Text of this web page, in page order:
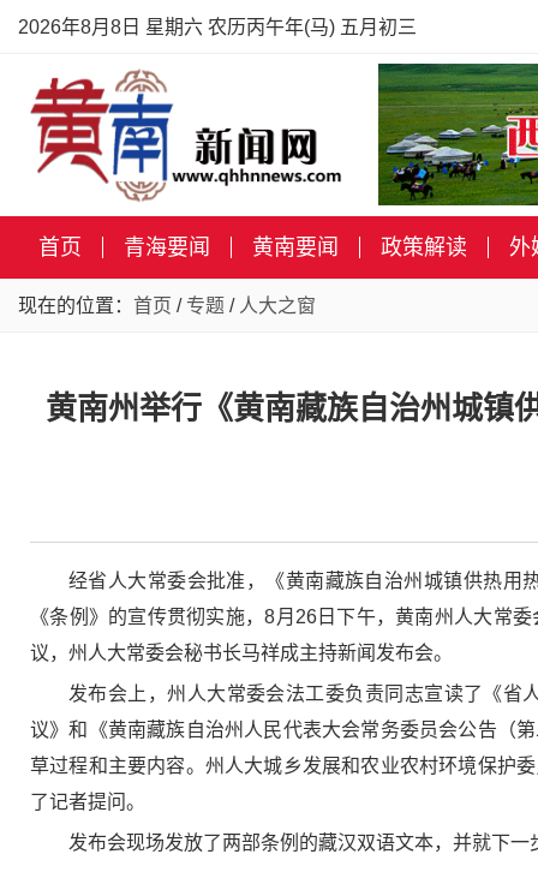
2026年8月8日 星期六 农历丙午年(马) 五月初三
首页 青海要闻 黄南要闻 政策解读 外
现在的位置： 首页 / 专题 / 人大之窗
黄南州举行《黄南藏族自治州城镇
经省人大常委会批准，《黄南藏族自治州城镇供热用
《条例》的宣传贯彻实施，8月26日下午，黄南州人大常
议，州人大常委会秘书长马祥成主持新闻发布会。
发布会上，州人大常委会法工委负责同志宣读了《省
议》和《黄南藏族自治州人民代表大会常务委员会公告（
草过程和主要内容。州人大城乡发展和农业农村环境保护
了记者提问。
发布会现场发放了两部条例的藏汉双语文本，并就下